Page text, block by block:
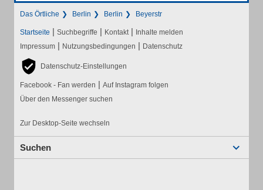
Das Örtliche Berlin Berlin Beyerstr
Startseite | Suchbegriffe | Kontakt | Inhalte melden
Impressum | Nutzungsbedingungen | Datenschutz
Datenschutz-Einstellungen
Facebook - Fan werden | Auf Instagram folgen
Über den Messenger suchen
Zur Desktop-Seite wechseln
Suchen